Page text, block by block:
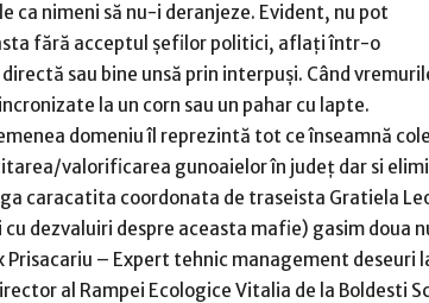
ca nimeni să nu-i deranjeze. Evident, nu pot
fără acceptul șefilor politici, aflați într-o
sau bine unsă prin interpuși. Când
la un corn sau un pahar cu lapte.
domeniu îl reprezintă tot ce înseamnă
valorificarea gunoaielor în județ dar si
caracatita coordonata de traseista Gratiela
cu dezvaluiri despre aceasta mafie) gasim doua
Prisacariu – Expert tehnic management deseuri
al Rampei Ecologice Vitalia de la Boldesti